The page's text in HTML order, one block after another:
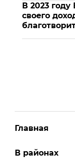
В 2023 году
своего
Главная
В районах